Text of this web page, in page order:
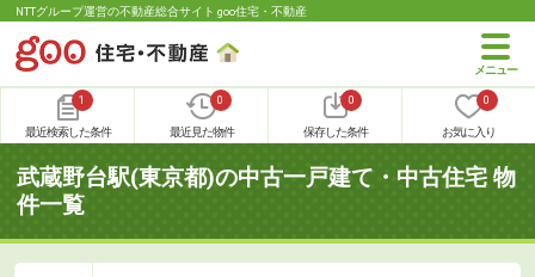
NTTグループ運営の不動産総合サイト goo住宅・不動産
1
最近検索した条件
0
最近見た物件
0
保存した条件
0
お気に入り
武蔵野台駅(東京都)の中古一戸建て・中古住宅 物
件一覧